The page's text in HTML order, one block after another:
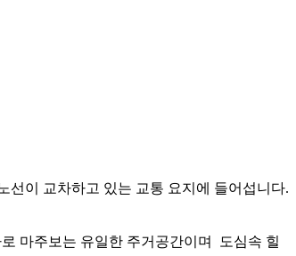
선이 교차하고 있는 교통 요지에 들어섭니다.
마주보는 유일한 주거공간이며 도심속 힐